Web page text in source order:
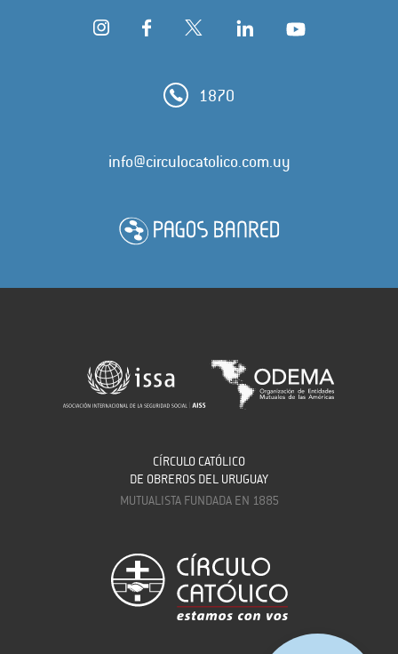
1870
info@circulocatolico.com.uy
CÍRCULO CATÓLICO
DE OBREROS DEL URUGUAY
MUTUALISTA FUNDADA EN 1885